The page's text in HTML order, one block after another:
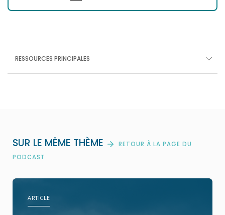
RESSOURCES PRINCIPALES
SUR LE MÊME THÈME
RETOUR À LA PAGE DU
PODCAST
ARTICLE